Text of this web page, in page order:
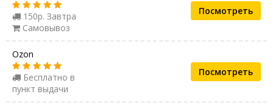
150р. Завтра
Самовывоз
Посмотреть
Ozon
Бесплатно в
пункт выдачи
Посмотреть